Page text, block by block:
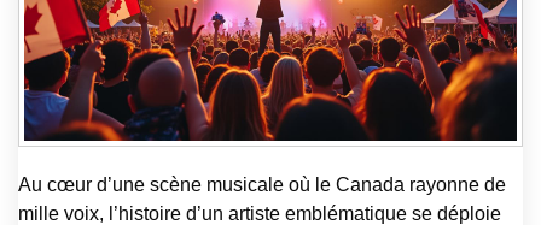
Au cœur d’une scène musicale où le Canada rayonne de
mille voix, l’histoire d’un artiste emblématique se déploie